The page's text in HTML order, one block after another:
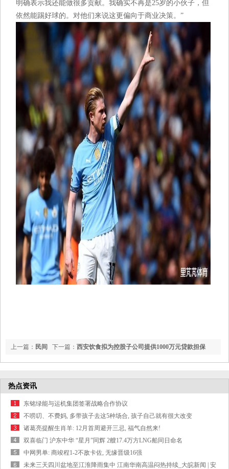
明确表示我还能做很多贡献。我确实不再是25岁的小伙子，但
依然能踢好球的。对他们来说这更偏向于商业决策。”
下一篇： 西安饮食拟为控股子公司提供1000万元贷款担保
上一篇： 民间
故事: 书生走夜路碰到野鸳鸯, 当晚一女子推门而入: 我来迟了
热点资讯
东铭绿能与运机集团签署战略合作协议
不唠叨、不费妈, 多带孩子去这5种场合, 孩子自己就有很大改变
诸葛亮提醒生肖羊: 12月首周避开三忌, 福气自然来!
双喜临门 沪东中华 “星月”同辉 2艘17.4万方LNG船同日命名
中网男单: 商竣程1-2不敌卡佐, 无缘晋级16强
未来三天四川盆地至江淮降雨集中 江南华南高温闷热持续_大皖新闻 | 安